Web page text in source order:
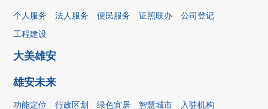
个人服务 法人服务 便民服务 证照联办
公司登记
工程建设
大美雄安
雄安未来
功能定位 行政区划 绿色宜居 智慧城市 入驻机构